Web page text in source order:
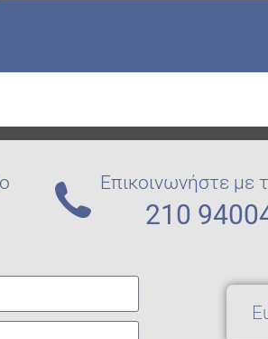
Επικοινωνήστε με
210